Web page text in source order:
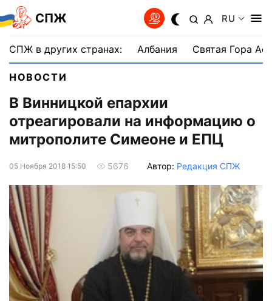
СПЖ RU
СПЖ в других странах: Албания Святая Гора
НОВОСТИ
В Винницкой епархии
отреагировали на информацию о
митрополите Симеоне и ЕПЦ
05 Ноября 2018 15:50 5676 Автор: Редакция СПЖ